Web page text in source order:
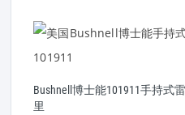
Bushnell博士能101911手持式
里